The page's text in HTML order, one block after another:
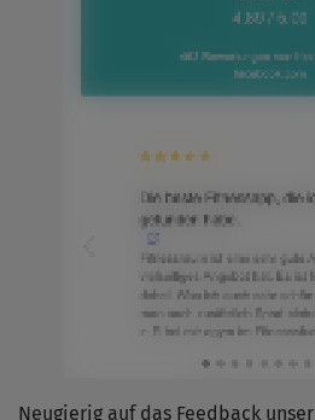
Neugierig auf das Feedback